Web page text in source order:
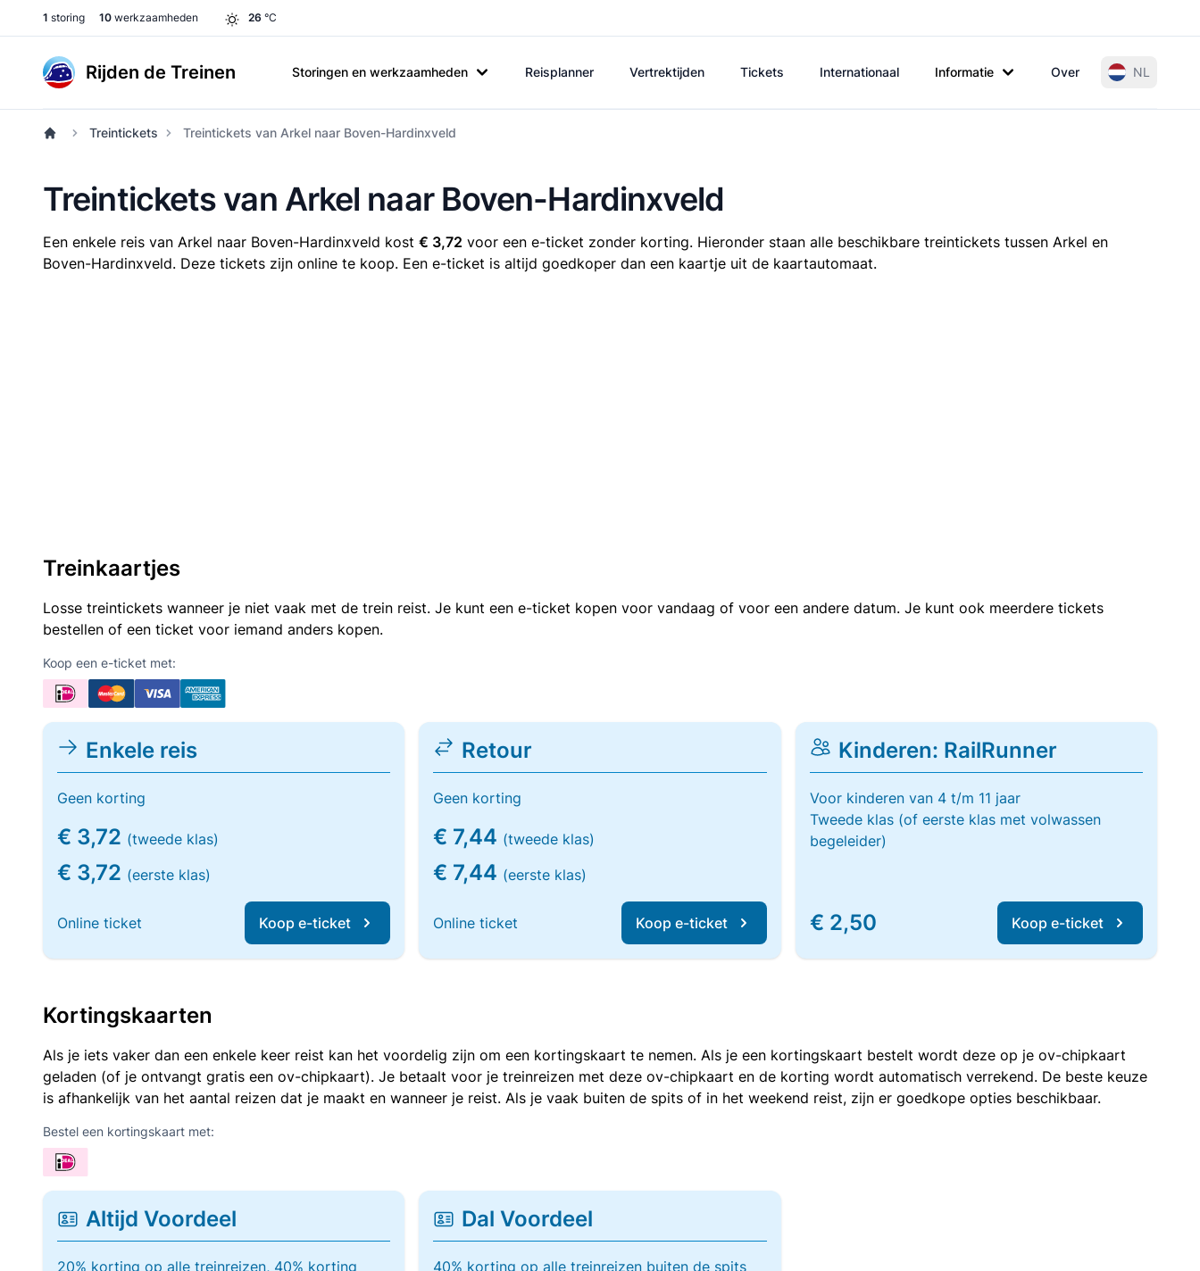
1 storing 10 werkzaamheden 26 °C
Rijden de Treinen Storingen en werkzaamheden Reisplanner Vertrektijden Tickets Internationaal Informatie Over NL
Treintickets Treintickets van Arkel naar Boven-Hardinxveld
Treintickets van Arkel naar Boven-Hardinxveld
Een enkele reis van Arkel naar Boven-Hardinxveld kost € 3,72 voor een e-ticket zonder korting. Hieronder staan alle beschikbare treintickets tussen Arkel en
Boven-Hardinxveld. Deze tickets zijn online te koop. Een e-ticket is altijd goedkoper dan een kaartje uit de kaartautomaat.
Treinkaartjes
Losse treintickets wanneer je niet vaak met de trein reist. Je kunt een e-ticket kopen voor vandaag of voor een andere datum. Je kunt ook meerdere tickets
bestellen of een ticket voor iemand anders kopen.
Koop een e-ticket met:
Enkele reis
Geen korting
€ 3,72 (tweede klas)
€ 3,72 (eerste klas)
Online ticket Koop e-ticket
Retour
Geen korting
€ 7,44 (tweede klas)
€ 7,44 (eerste klas)
Online ticket Koop e-ticket
Kinderen: RailRunner
Voor kinderen van 4 t/m 11 jaar
Tweede klas (of eerste klas met volwassen
begeleider)
€ 2,50 Koop e-ticket
Kortingskaarten
Als je iets vaker dan een enkele keer reist kan het voordelig zijn om een kortingskaart te nemen. Als je een kortingskaart bestelt wordt deze op je ov-chipkaart
geladen (of je ontvangt gratis een ov-chipkaart). Je betaalt voor je treinreizen met deze ov-chipkaart en de korting wordt automatisch verrekend. De beste keuze
is afhankelijk van het aantal reizen dat je maakt en wanneer je reist. Als je vaak buiten de spits of in het weekend reist, zijn er goedkope opties beschikbaar.
Bestel een kortingskaart met:
Altijd Voordeel
20% korting op alle treinreizen, 40% korting
Dal Voordeel
40% korting op alle treinreizen buiten de spits